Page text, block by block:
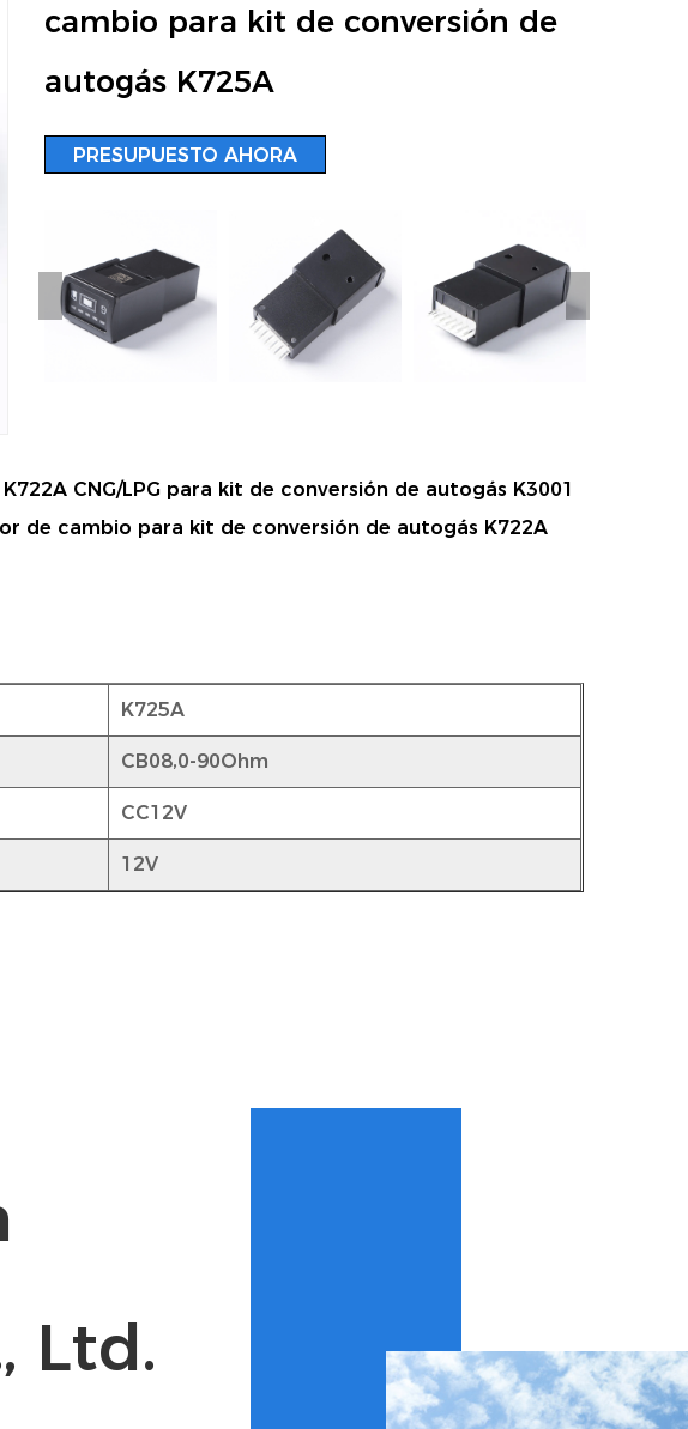
cambio para kit de conversión de
autogás K725A
PRESUPUESTO AHORA
CNG/LPG para kit de conversión de autogás K3001
de cambio para kit de conversión de autogás K722A
K725A
CB08,0-90Ohm
CC12V
12V
Ltd.